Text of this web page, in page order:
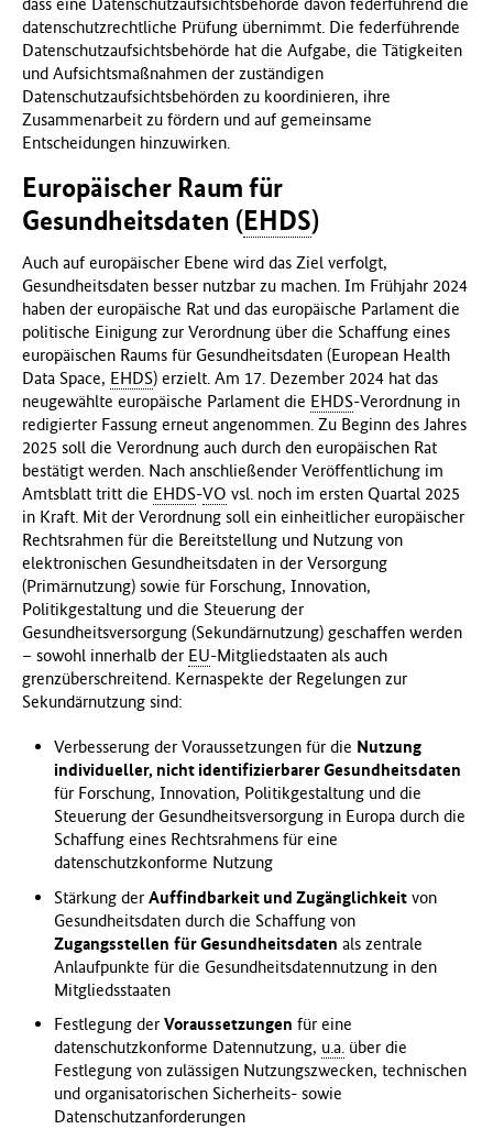
datenschutzrechtliche Prüfung übernimmt. Die federführende
Datenschutzaufsichtsbehörde hat die Aufgabe, die Tätigkeiten
und Aufsichtsmaßnahmen der zuständigen
Datenschutzaufsichtsbehörden zu koordinieren, ihre
Zusammenarbeit zu fördern und auf gemeinsame
Entscheidungen hinzuwirken.
Europäischer Raum für
Gesundheitsdaten (EHDS)
Auch auf europäischer Ebene wird das Ziel verfolgt,
Gesundheitsdaten besser nutzbar zu machen. Im Frühjahr 2024
haben der europäische Rat und das europäische Parlament die
politische Einigung zur Verordnung über die Schaffung eines
europäischen Raums für Gesundheitsdaten (European Health
Data Space, EHDS) erzielt. Am 17. Dezember 2024 hat das
neugewählte europäische Parlament die EHDS-Verordnung in
redigierter Fassung erneut angenommen. Zu Beginn des Jahres
2025 soll die Verordnung auch durch den europäischen Rat
bestätigt werden. Nach anschließender Veröffentlichung im
Amtsblatt tritt die EHDS-VO vsl. noch im ersten Quartal 2025
in Kraft. Mit der Verordnung soll ein einheitlicher europäischer
Rechtsrahmen für die Bereitstellung und Nutzung von
elektronischen Gesundheitsdaten in der Versorgung
(Primärnutzung) sowie für Forschung, Innovation,
Politikgestaltung und die Steuerung der
Gesundheitsversorgung (Sekundärnutzung) geschaffen werden
– sowohl innerhalb der EU-Mitgliedstaaten als auch
grenzüberschreitend. Kernaspekte der Regelungen zur
Sekundärnutzung sind:
Verbesserung der Voraussetzungen für die Nutzung
individueller, nicht identifizierbarer Gesundheitsdaten
für Forschung, Innovation, Politikgestaltung und die
Steuerung der Gesundheitsversorgung in Europa durch die
Schaffung eines Rechtsrahmens für eine
datenschutzkonforme Nutzung
Stärkung der Auffindbarkeit und Zugänglichkeitvon
Gesundheitsdaten durch die Schaffung von
Zugangsstellen für Gesundheitsdaten als zentrale
Anlaufpunkte für die Gesundheitsdatennutzung in den
Mitgliedsstaaten
Festlegung der Voraussetzungen für eine
datenschutzkonforme Datennutzung, u.a.über die
Festlegung von zulässigen Nutzungszwecken, technischen
und organisatorischen Sicherheits- sowie
Datenschutzanforderungen